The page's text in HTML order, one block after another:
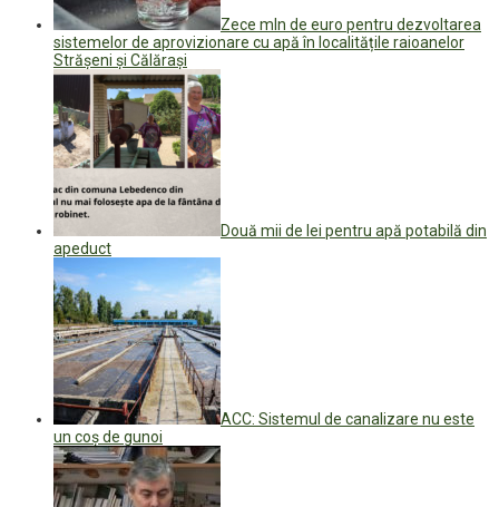
Zece mln de euro pentru dezvoltarea
sistemelor de aprovizionare cu apă în localitățile raioanelor
Strășeni și Călărași
Două mii de lei pentru apă potabilă din
apeduct
ACC: Sistemul de canalizare nu este
un coş de gunoi